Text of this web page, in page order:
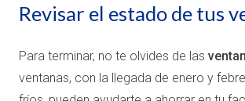
Revisar el estado de tus
Para terminar, no te olvides de las
ventanas, con la llegada de enero y